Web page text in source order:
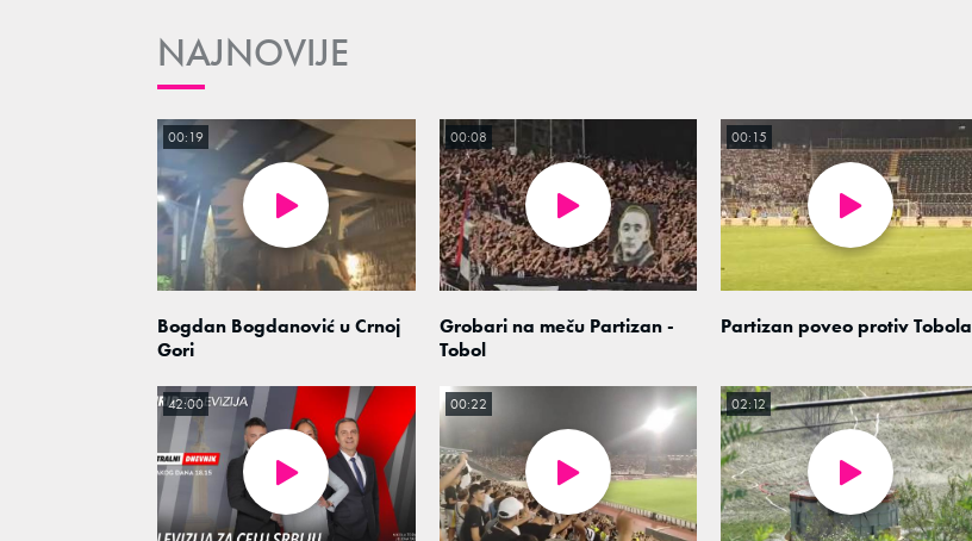
NAJNOVIJE
Bogdan Bogdanović u Crnoj
Gori
00:19
Grobari na meču Partizan -
Tobol
00:08
Partizan poveo protiv Tobola
00:15
42:00 00:22 02:12